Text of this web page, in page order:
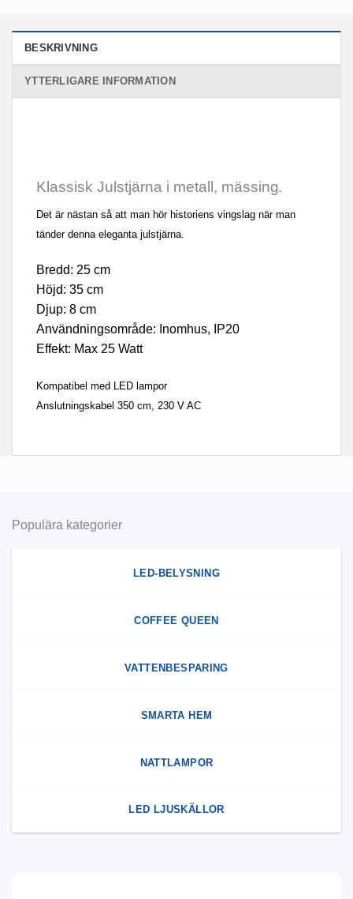
BESKRIVNING
YTTERLIGARE INFORMATION
Klassisk Julstjärna i metall, mässing.
Det är nästan så att man hör historiens vingslag när man
tänder denna eleganta julstjärna.
Bredd: 25 cm
Höjd: 35 cm
Djup: 8 cm
Användningsområde: Inomhus, IP20
Effekt: Max 25 Watt
Kompatibel med LED lampor
Anslutningskabel 350 cm, 230 V AC
Populära kategorier
LED-BELYSNING
COFFEE QUEEN
VATTENBESPARING
SMARTA HEM
NATTLAMPOR
LED LJUSKÄLLOR